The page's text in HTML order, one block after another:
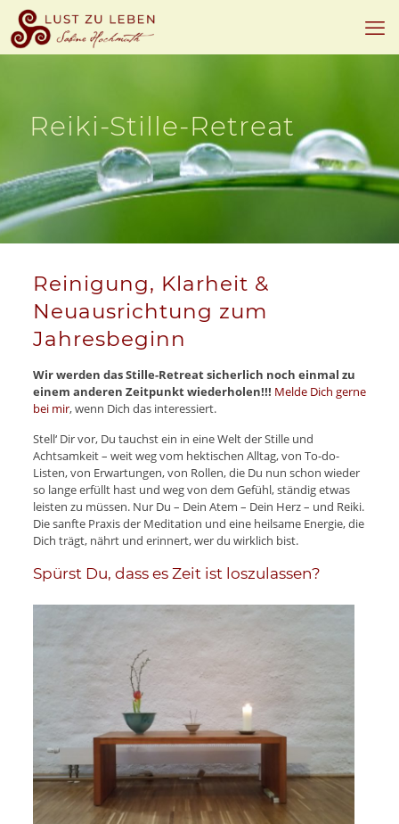
Reiki-Stille-Retreat
Reinigung, Klarheit &
Neuausrichtung zum
Jahresbeginn
Wir werden das Stille-Retreat sicherlich noch einmal zu
einem anderen Zeitpunkt wiederholen!!! Melde Dich gerne
bei mir, wenn Dich das interessiert.
Stell‘ Dir vor, Du tauchst ein in eine Welt der Stille und
Achtsamkeit – weit weg vom hektischen Alltag, von To-do-
Listen, von Erwartungen, von Rollen, die Du nun schon wieder
so lange erfüllt hast und weg von dem Gefühl, ständig etwas
leisten zu müssen. Nur Du – Dein Atem – Dein Herz – und Reiki.
Die sanfte Praxis der Meditation und eine heilsame Energie, die
Dich trägt, nährt und erinnert, wer du wirklich bist.
Spürst Du, dass es Zeit ist loszulassen?